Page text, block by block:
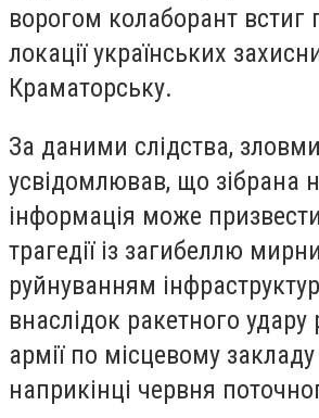
ворогом колаборант встиг
локації українських
Краматорську.
За даними слідства,
усвідомлював, що зібрана
інформація може
трагедії із загибеллю
руйнуванням
внаслідок ракетного удару
армії по місцевому
наприкінці червня